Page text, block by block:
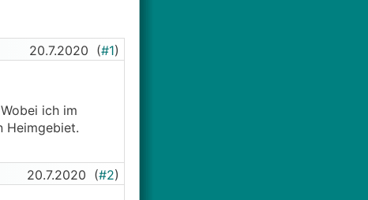
20.7.2020 (#1)
ich im
Heimgebiet.
20.7.2020 (#2)